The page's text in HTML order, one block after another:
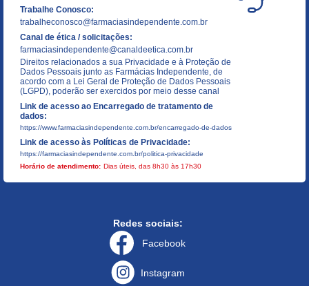
Trabalhe Conosco:
trabalheconosco@farmaciasindependente.com.br
Canal de ética / solicitações:
farmaciasindependente@canaldeetica.com.br
Direitos relacionados a sua Privacidade e à Proteção de
Dados Pessoais junto as Farmácias Independente, de
acordo com a Lei Geral de Proteção de Dados Pessoais
(LGPD), poderão ser exercidos por meio desse canal
Link de acesso ao Encarregado de tratamento de
dados:
https://www.farmaciasindependente.com.br/encarregado-de-dados
Link de acesso às Políticas de Privacidade:
https://farmaciasindependente.com.br/politica-privacidade
Horário de atendimento: Dias úteis, das 8h30 às 17h30
Redes sociais:
Facebook
Instagram